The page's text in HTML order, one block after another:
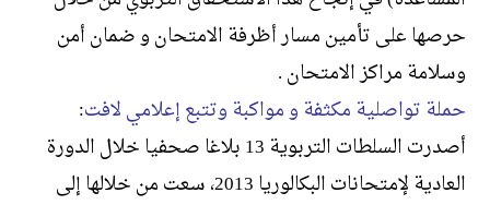
حرصها على تأمين مسار أظرفة الامتحان و ضمان أمن
وسلامة مراكز الامتحان .
حملة تواصلية مكثفة و مواكبة وتتبع إعلامي لافت:
أصدرت السلطات التربوية 13 بلاغا صحفيا خلال الدورة
العادية لإمتحانات البكالوريا 2013، سعت من خلالها إلى